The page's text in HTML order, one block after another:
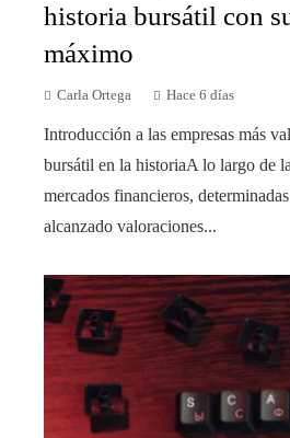
historia bursátil con
máximo
Carla Ortega Hace 6 días
Introducción a las empresas más
bursátil en la historiaA lo largo de
mercados financieros,
alcanzado valoraciones...